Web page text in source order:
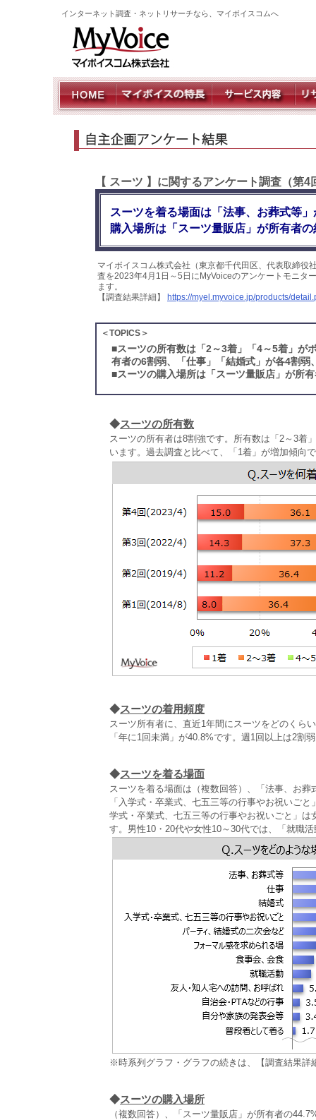
インターネット調査・ネットリサーチなら、マイボイスコムへ
【 スーツ 】に関するアンケート調査（第4
スーツを着る場面は「法事、お葬式等
購入場所は「スーツ量販店」が所有者
マイボイスコム株式会社（東京都千代田区、代表取締
査を2023年4月1日～5日にMyVoiceのアンケートモニタ
ます。
【調査結果詳細】
https://myel.myvoice.jp/products/
＜TOPICS＞
■スーツの所有数は「2～3着」「4～5着」が
有者の6割弱、「仕事」「結婚式」が各4割
■スーツの購入場所は「スーツ量販店」が所
◆スーツの所有数
スーツの所有者は8割強です。所有数は「2～3着
います。過去調査と比べて、「1着」が増加傾向
◆スーツの着用頻度
スーツ所有者に、直近1年間にスーツをどのくら
「年に1回未満」が40.8%です。週1回以上は2割
◆スーツを着る場面
スーツを着る場面は（複数回答）、「法事、お
「入学式・卒業式、七五三等の行事やお祝いご
学式・卒業式、七五三等の行事やお祝いごと」
す。男性10・20代や女性10～30代では、「就職
※時系列グラフ・グラフの続きは、【調査結果詳
◆スーツの購入場所
（複数回答）、「スーツ量販店」が所有者の